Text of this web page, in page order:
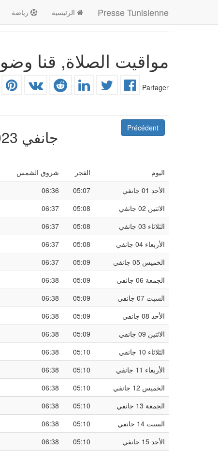
Presse Tunisienne الرئيسية رياضة
مواقيت الصلاة, قنا
Partager
Précédent جانفي 2023
اليوم الفجر شروق الشمس
الأحد 01 جانفي
05:07
06:36
الاثنين 02 جانفي
05:08
06:37
الثلاثاء 03 جانفي
05:08
06:37
الأربعاء 04 جانفي
05:08
06:37
الخميس 05 جانفي
05:09
06:37
الجمعة 06 جانفي
05:09
06:38
السبت 07 جانفي
05:09
06:38
الأحد 08 جانفي
05:09
06:38
الاثنين 09 جانفي
05:09
06:38
الثلاثاء 10 جانفي
05:10
06:38
الأربعاء 11 جانفي
05:10
06:38
الخميس 12 جانفي
05:10
06:38
الجمعة 13 جانفي
05:10
06:38
السبت 14 جانفي
05:10
06:38
الأحد 15 جانفي
05:10
06:38